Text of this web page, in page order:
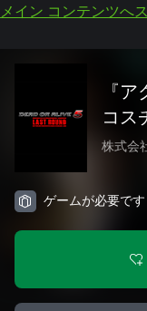
メイン コンテンツへ
『
コス
株式会
ゲームが必要です